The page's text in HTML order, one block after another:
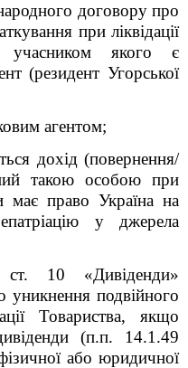
договору про
при ліквідації
учасником якого є
(резидент Угорської
агентом;
дохід (повернення/
такою особою при
має право Україна на
у джерела
10 «Дивіденди»
подвійного
Товариства, якщо
(п.п. 14.1.49
або юридичної